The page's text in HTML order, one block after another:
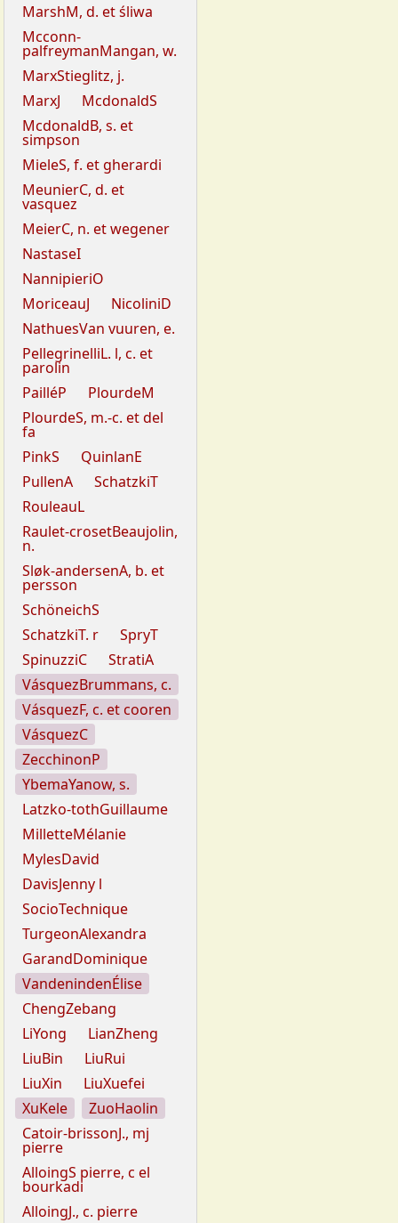
MarshM, d. et śliwa
Mcconn-
palfreymanMangan, w.
MarxStieglitz, j.
MarxJ
McdonaldS
McdonaldB, s. et
simpson
MieleS, f. et gherardi
MeunierC, d. et
vasquez
MeierC, n. et wegener
NastaseI
NannipieriO
MoriceauJ
NicoliniD
NathuesVan vuuren, e.
PellegrinelliL. l, c. et
parolin
PailléP
PlourdeM
PlourdeS, m.-c. et del
fa
PinkS
QuinlanE
PullenA
SchatzkiT
RouleauL
Raulet-crosetBeaujolin,
n.
Sløk-andersenA, b. et
persson
SchöneichS
SchatzkiT. r
SpryT
SpinuzziC
StratiA
VásquezBrummans, c.
VásquezF, c. et cooren
VásquezC
ZecchinonP
YbemaYanow, s.
Latzko-tothGuillaume
MilletteMélanie
MylesDavid
DavisJenny l
SocioTechnique
TurgeonAlexandra
GarandDominique
VandenindenÉlise
ChengZebang
LiYong
LianZheng
LiuBin
LiuRui
LiuXin
LiuXuefei
XuKele
ZuoHaolin
Catoir-brissonJ., mj
pierre
AlloingS pierre, c el
bourkadi
AlloingJ., c. pierre